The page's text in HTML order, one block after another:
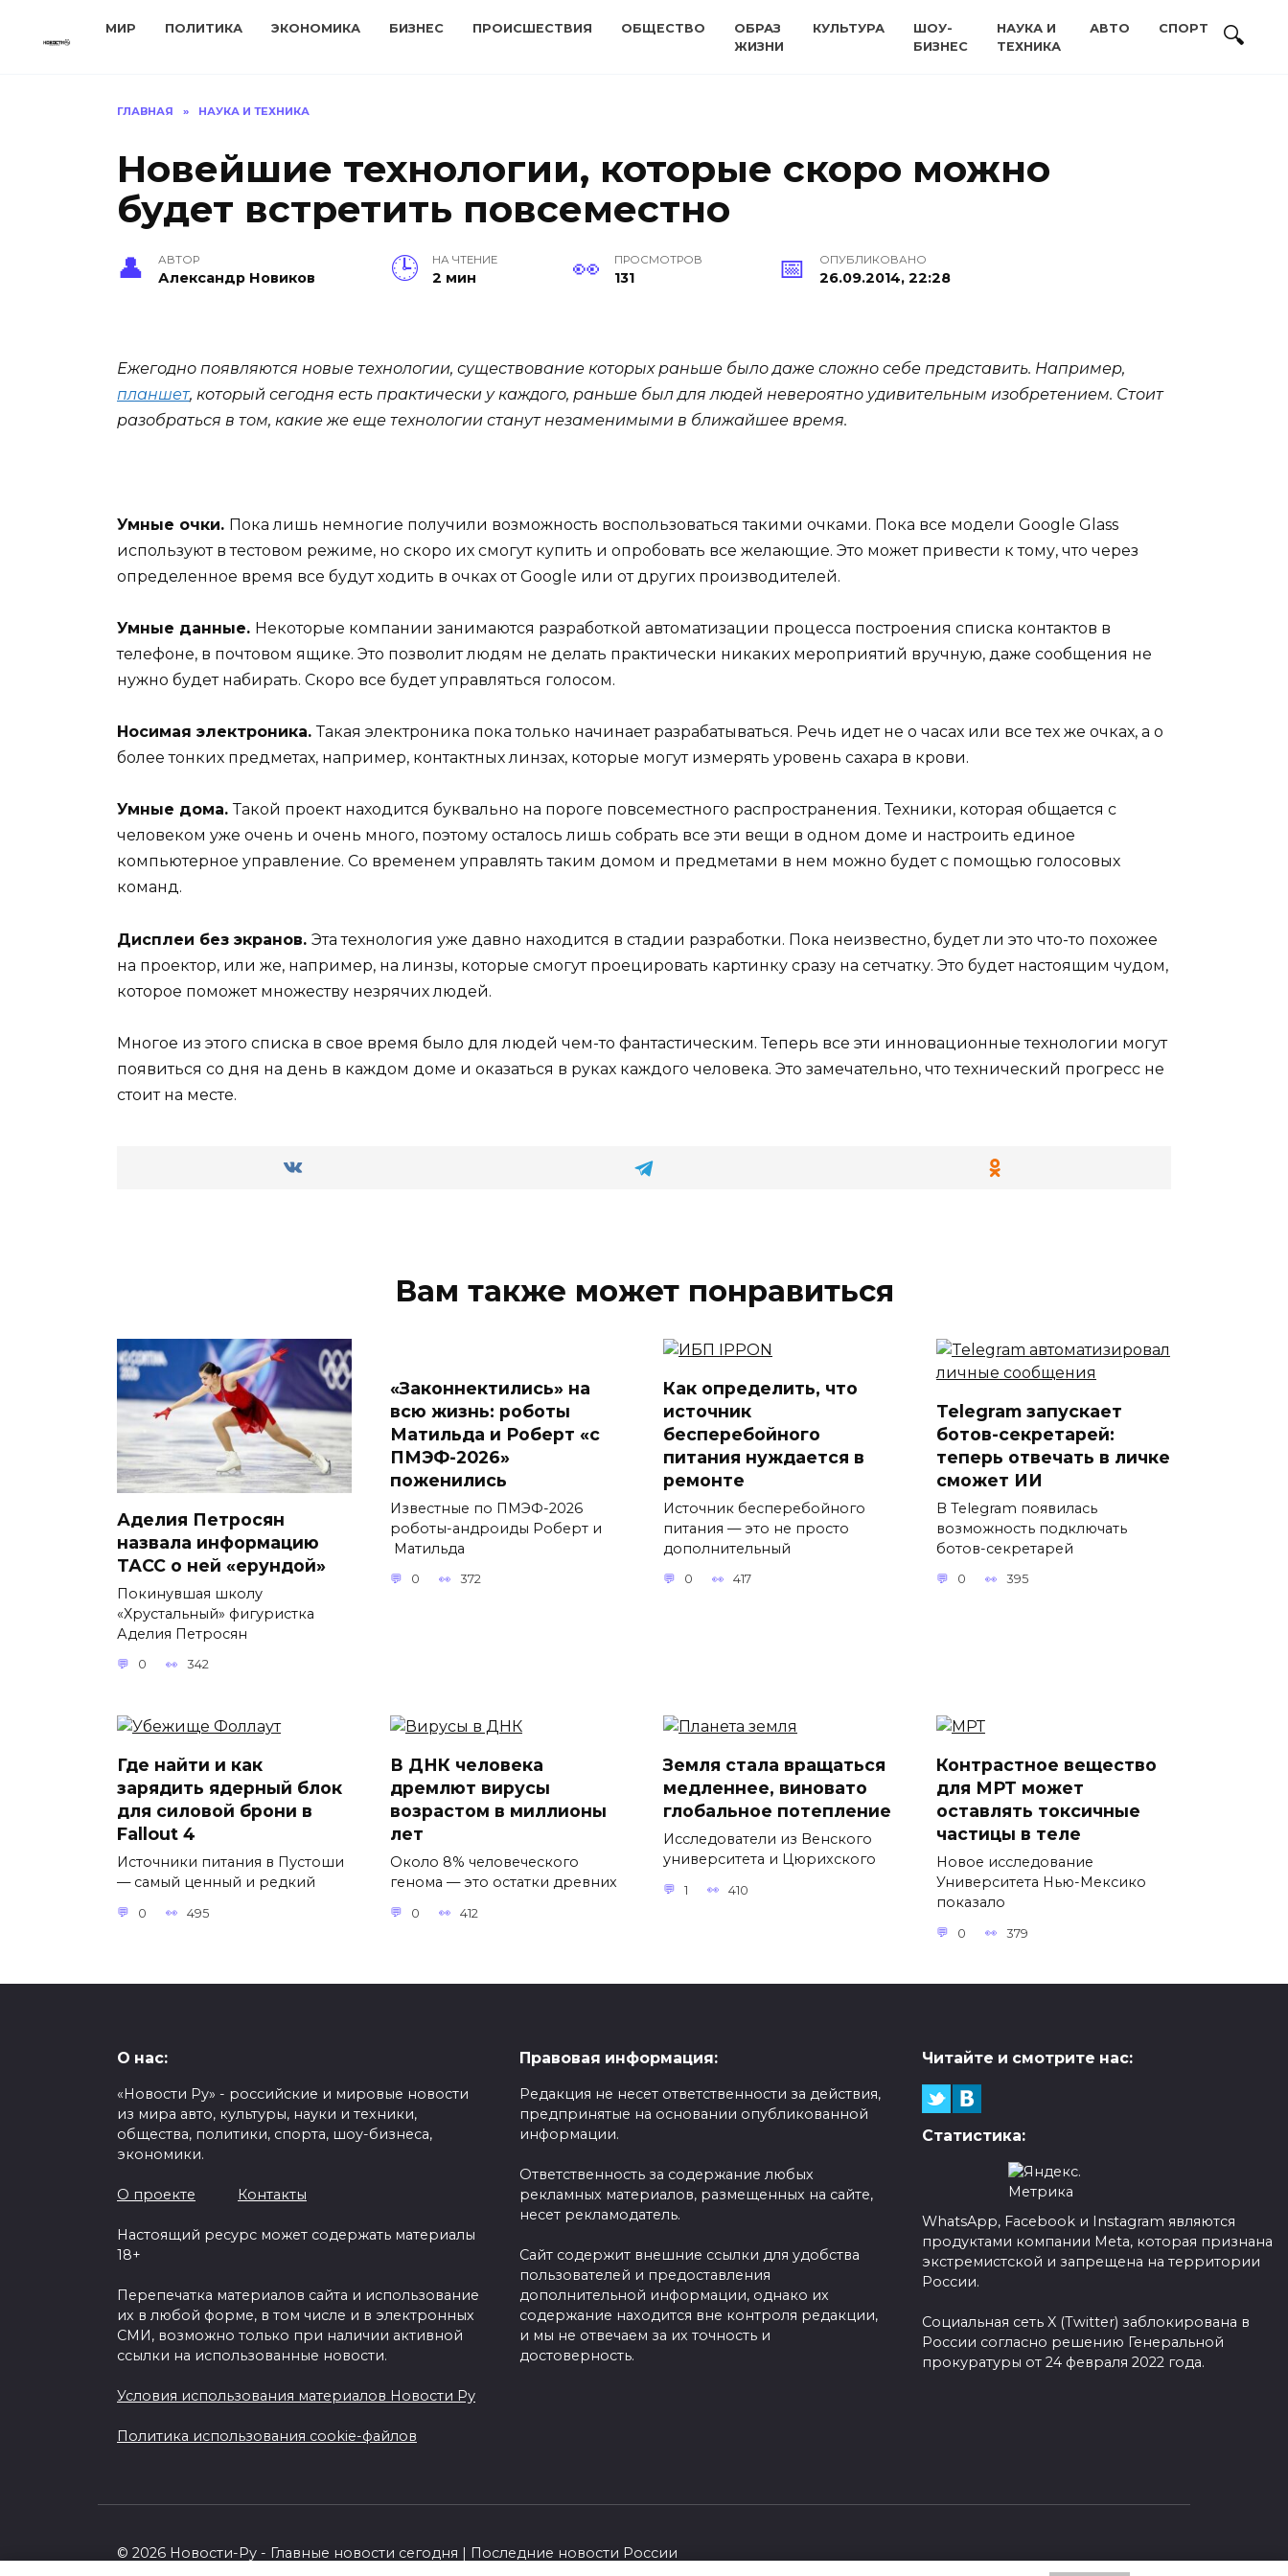
МИР ПОЛИТИКА ЭКОНОМИКА БИЗНЕС ПРОИСШЕСТВИЯ ОБЩЕСТВО
ОБРАЗ
ЖИЗНИ
КУЛЬТУРА
ШОУ-
БИЗНЕС
НАУКА И
ТЕХНИКА
АВТО СПОРТ
ГЛАВНАЯ » НАУКА И ТЕХНИКА
Новейшие технологии, которые скоро можно
будет встретить повсеместно
АВТОР
Александр Новиков
НА ЧТЕНИЕ
2 мин
ПРОСМОТРОВ
131
ОПУБЛИКОВАНО
26.09.2014, 22:28
Ежегодно появляются новые технологии, существование которых раньше было даже сложно себе представить. Например,
планшет, который сегодня есть практически у каждого, раньше был для людей невероятно удивительным изобретением. Стоит
разобраться в том, какие же еще технологии станут незаменимыми в ближайшее время.
Умные очки. Пока лишь немногие получили возможность воспользоваться такими очками. Пока все модели Google Glass
используют в тестовом режиме, но скоро их смогут купить и опробовать все желающие. Это может привести к тому, что через
определенное время все будут ходить в очках от Google или от других производителей.
Умные данные. Некоторые компании занимаются разработкой автоматизации процесса построения списка контактов в
телефоне, в почтовом ящике. Это позволит людям не делать практически никаких мероприятий вручную, даже сообщения не
нужно будет набирать. Скоро все будет управляться голосом.
Носимая электроника.Такая электроника пока только начинает разрабатываться. Речь идет не о часах или все тех же очках, а о
более тонких предметах, например, контактных линзах, которые могут измерять уровень сахара в крови.
Умные дома.Такой проект находится буквально на пороге повсеместного распространения. Техники, которая общается с
человеком уже очень и очень много, поэтому осталось лишь собрать все эти вещи в одном доме и настроить единое
компьютерное управление. Со временем управлять таким домом и предметами в нем можно будет с помощью голосовых
команд.
Дисплеи без экранов. Эта технология уже давно находится в стадии разработки. Пока неизвестно, будет ли это что-то похожее
на проектор, или же, например, на линзы, которые смогут проецировать картинку сразу на сетчатку. Это будет настоящим чудом,
которое поможет множеству незрячих людей.
Многое из этого списка в свое время было для людей чем-то фантастическим. Теперь все эти инновационные технологии могут
появиться со дня на день в каждом доме и оказаться в руках каждого человека. Это замечательно, что технический прогресс не
стоит на месте.
Вам также может понравиться
Аделия Петросян
назвала информацию
ТАСС о ней «ерундой»
Покинувшая школу
«Хрустальный» фигуристка
Аделия Петросян
0 342
«Законнектились» на
всю жизнь: роботы
Матильда и Роберт «с
ПМЭФ-2026»
поженились
Известные по ПМЭФ-2026
роботы-андроиды Роберт и
Матильда
0 372
Как определить, что
источник
бесперебойного
питания нуждается в
ремонте
Источник бесперебойного
питания — это не просто
дополнительный
0 417
Telegram запускает
ботов-секретарей:
теперь отвечать в личке
сможет ИИ
В Telegram появилась
возможность подключать
ботов-секретарей
0 395
Где найти и как
зарядить ядерный блок
для силовой брони в
Fallout 4
Источники питания в Пустоши
— самый ценный и редкий
0 495
В ДНК человека
дремлют вирусы
возрастом в миллионы
лет
Около 8% человеческого
генома — это остатки древних
0 412
Земля стала вращаться
медленнее, виновато
глобальное потепление
Исследователи из Венского
университета и Цюрихского
1 410
Контрастное вещество
для МРТ может
оставлять токсичные
частицы в теле
Новое исследование
Университета Нью-Мексико
показало
0 379
О нас:
«Новости Ру» - российские и мировые новости
из мира авто, культуры, науки и техники,
общества, политики, спорта, шоу-бизнеса,
экономики.
О проекте Контакты
Настоящий ресурс может содержать материалы
18+
Перепечатка материалов сайта и использование
их в любой форме, в том числе и в электронных
СМИ, возможно только при наличии активной
ссылки на использованные новости.
Условия использования материалов Новости Ру
Политика использования cookie-файлов
Правовая информация:
Редакция не несет ответственности за действия,
предпринятые на основании опубликованной
информации.
Ответственность за содержание любых
рекламных материалов, размещенных на сайте,
несет рекламодатель.
Сайт содержит внешние ссылки для удобства
пользователей и предоставления
дополнительной информации, однако их
содержание находится вне контроля редакции,
и мы не отвечаем за их точность и
достоверность.
Читайте и смотрите нас:
Статистика:
WhatsApp, Facebook и Instagram являются
продуктами компании Meta, которая признана
экстремистской и запрещена на территории
России.
Социальная сеть X (Twitter) заблокирована в
России согласно решению Генеральной
прокуратуры от 24 февраля 2022 года.
© 2026 Новости-Ру - Главные новости сегодня | Последние новости России